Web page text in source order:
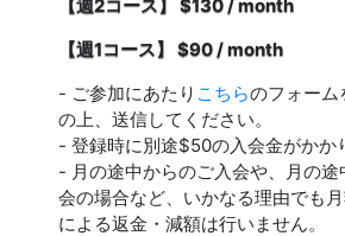
【週2コース】 $130 / month
【週1コース】 $90 / month
- ご参加にあたり こちらのフォーム
の上、送信してください。
- 登録時に別途$50の入会金がかか
- 月の途中からのご入会や、月の途
会の場合など、いかなる理由でも
による返金・減額は行いません。